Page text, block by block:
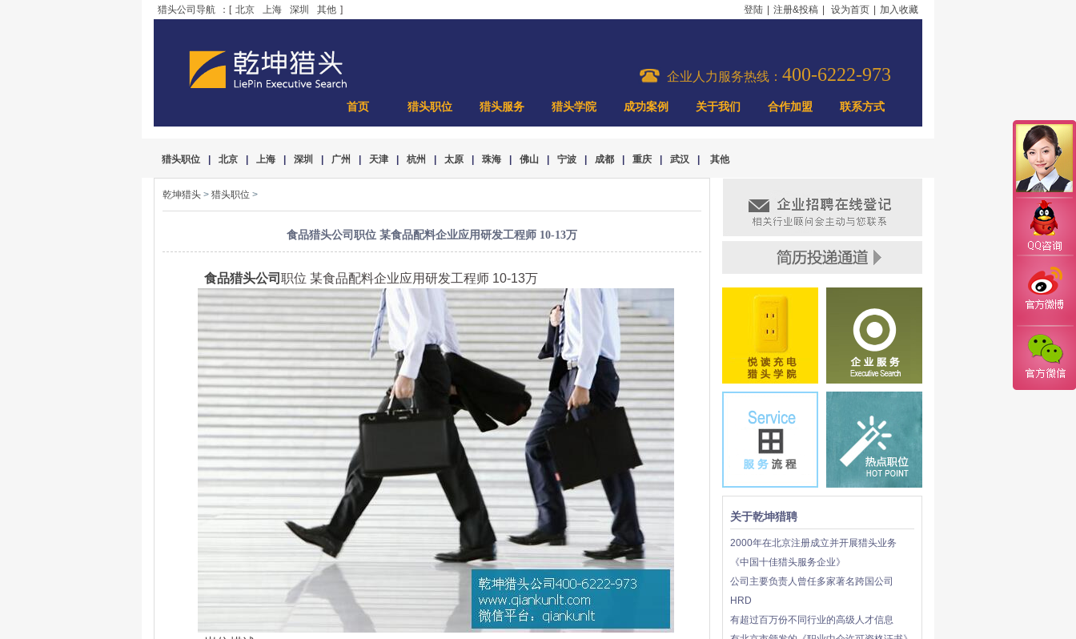
猎头公司导航 ：[ 北京 上海 深圳 其他 ] 登陆 注册&投稿 设为首页 加入收藏
企业人力服务热线： 400-6222-973
首页 猎头职位 猎头服务 猎头学院 成功案例 关于我们 合作加盟 联系方式
猎头职位 北京 上海 深圳 广州 天津 杭州 太原 珠海 佛山 宁波 成都 重庆 武汉 其他
乾坤猎头 > 猎头职位 >
食品猎头公司职位 某食品配料企业应用研发工程师 10-13万
食品猎头公司 职位 某食品配料企业应用研发工程师 10-13万
关于乾坤猎聘
2000年在北京注册成立并开展猎头业务
《中国十佳猎头服务企业》
公司主要负责人曾任多家著名跨国公司
HRD
有超过百万份不同行业的高级人才信息